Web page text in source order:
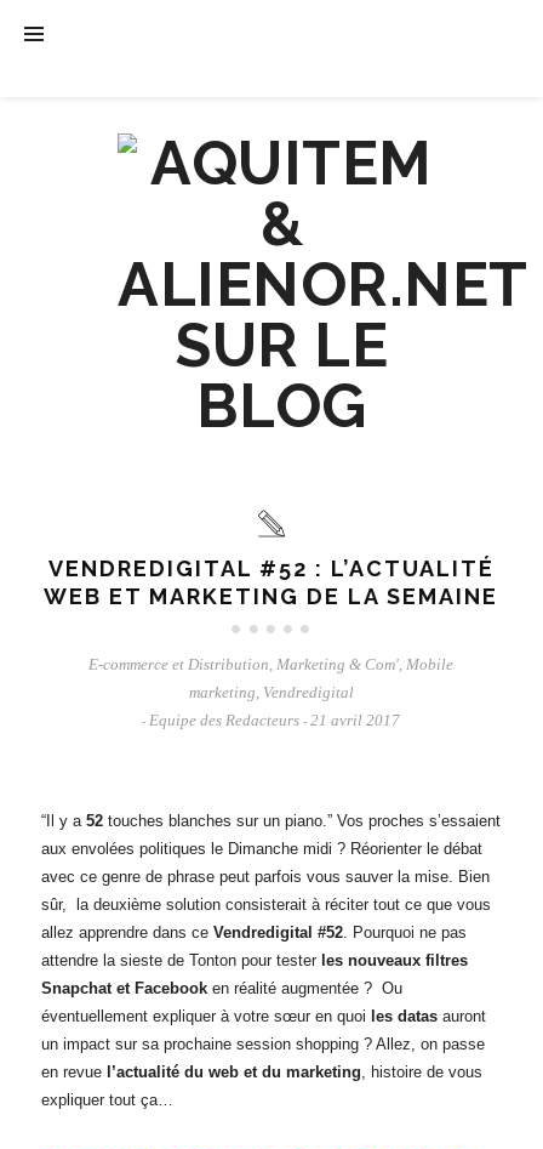
VENDREDIGITAL #52 : L’ACTUALITÉ
WEB ET MARKETING DE LA SEMAINE
E-commerce et Distribution,Marketing & Com',Mobile
marketing, Vendredigital
- Equipe des Redacteurs - 21 avril 2017
“Il y a 52touches blanches sur un piano.” Vos proches s’essaient
aux envolées politiques le Dimanche midi ? Réorienter le débat
avec ce genre de phrase peut parfois vous sauver la mise. Bien
sûr, la deuxième solution consisterait à réciter tout ce que vous
allez apprendre dans ceVendredigital #52. Pourquoi ne pas
attendre la sieste de Tonton pour testerles nouveaux filtres
Snapchat et Facebooken réalité augmentée ? Ou
éventuellement expliquer à votre sœur en quoi les datasauront
un impact sur sa prochaine session shopping ? Allez, on passe
en revue l’actualité du web et du marketing, histoire de vous
expliquer tout ça…